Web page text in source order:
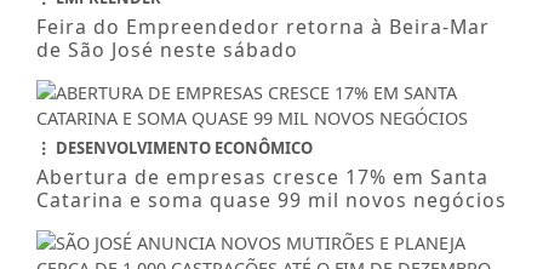
Feira do Empreendedor retorna à Beira-Mar
de São José neste sábado
DESENVOLVIMENTO ECONÔMICO
Abertura de empresas cresce 17% em Santa
Catarina e soma quase 99 mil novos negócios